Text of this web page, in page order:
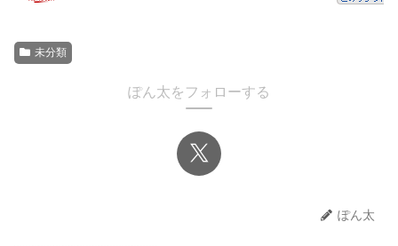
未分類
ぽん太をフォローする
ぽん太